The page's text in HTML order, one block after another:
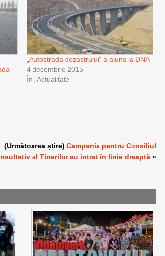
„Autostrada dezastrului” a ajuns la DNA
4 decembrie 2015
În „Actualitate”
(Următoarea știre)Campania pentru Consiliul
al Tinerilor au intrat în linie dreaptă »